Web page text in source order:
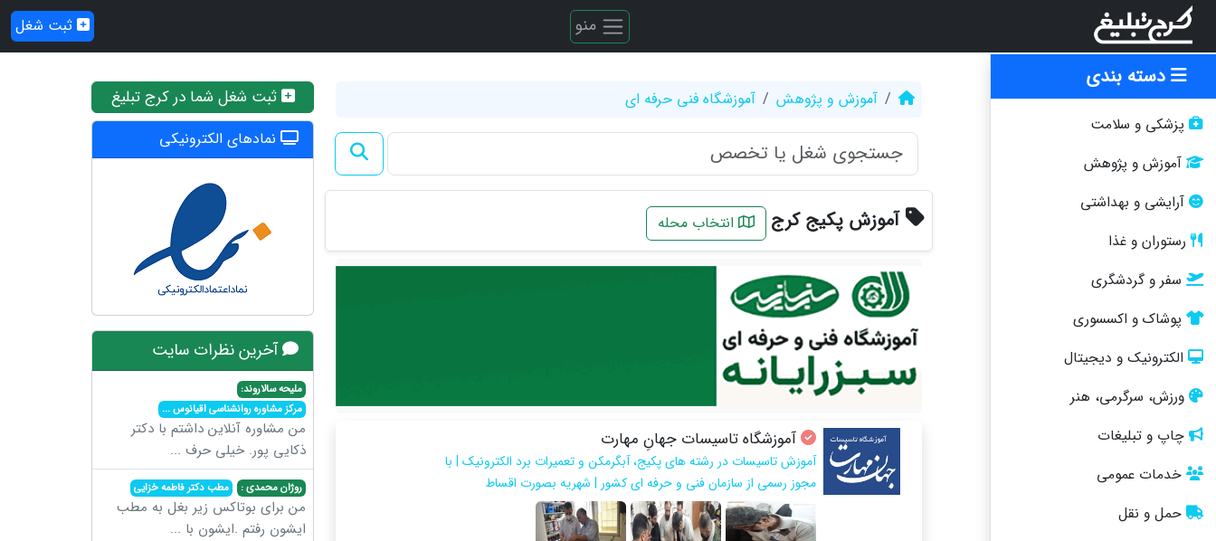
منو ثبت شغل
دسته بندی
پزشکی و سلامت
آموزش و پژوهش
آرایشی و بهداشتی
رستوران و غذا
سفر و گردشگری
پوشاک و اکسسوری
الکترونیک و دیجیتال
ورزش، سرگرمی، هنر
چاپ و تبلیغات
خدمات عمومی
حمل و نقل
آموزش و پژوهش آموزشگاه فنی حرفه ای
آموزش پکیج کرج انتخاب محله
آموزشگاه تاسیسات جهانِ مهارت
آموزش تاسیسات در رشته های پکیج، آبگرمکن و تعمیرات برد الکترونیک | با
مجوز رسمی از سازمان فنی و حرفه ای کشور | شهریه بصورت اقساط
ثبت شغل شما در کرج تبلیغ
نمادهای الکترونیکی
آخرین نظرات سایت
ملیحه سالاروند:
مرکز مشاوره روانشناسی اقیانوس...
من مشاوره آنلاین داشتم با دکتر
ذکایی پور. خیلی حرف ...
روژان محمدی : مطب دکتر فاطمه خزایی
من برای بوتاکس زیر بغل به مطب
ایشون رفتم .ایشون با ...